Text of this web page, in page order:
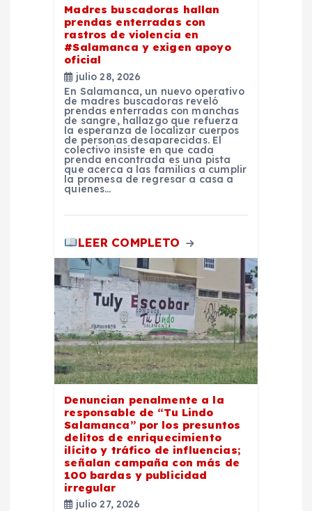
Madres buscadoras hallan
prendas enterradas con
rastros de violencia en
#Salamanca y exigen apoyo
oficial
julio 28, 2026
En Salamanca, un nuevo operativo
de madres buscadoras reveló
prendas enterradas con manchas
de sangre, hallazgo que refuerza
la esperanza de localizar cuerpos
de personas desaparecidas. El
colectivo insiste en que cada
prenda encontrada es una pista
que acerca a las familias a cumplir
la promesa de regresar a casa a
quienes…
LEER COMPLETO
Denuncian penalmente a la
responsable de “Tu Lindo
Salamanca” por los presuntos
delitos de enriquecimiento
ilícito y tráfico de influencias;
señalan campaña con más de
100 bardas y publicidad
irregular
julio 27, 2026